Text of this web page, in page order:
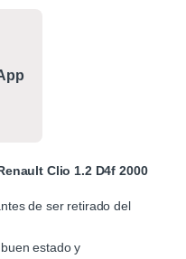
Clio 1.2 D4f 2000
de ser retirado del
estado y